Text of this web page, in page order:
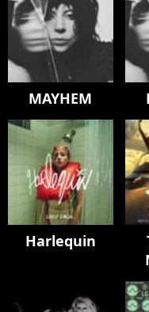
MAYHEM
Harlequin